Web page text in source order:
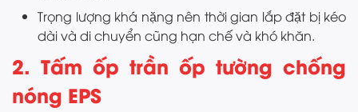
Trọng lượng khá nặng nên thời gian lắp đặt bị kéo
dài và di chuyển cũng hạn chế và khó khăn.
2. Tấm ốp trần ốp tường chống
nóng EPS